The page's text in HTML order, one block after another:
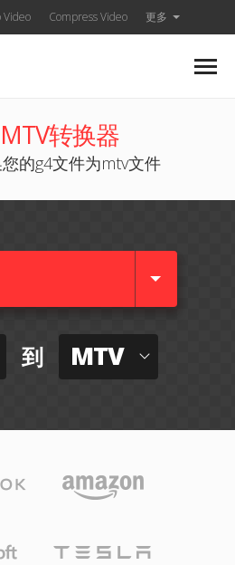
Video Compress Video 更多
转换器
的g4文件为mtv文件
到 MTV